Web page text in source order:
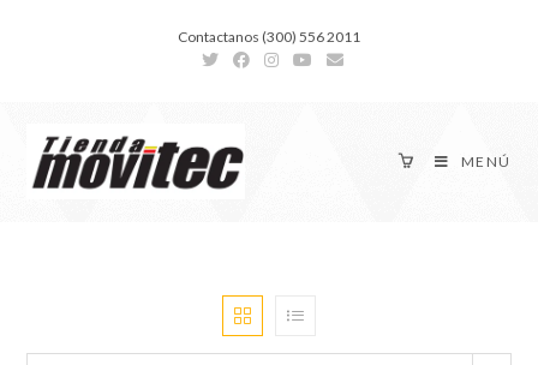
Contactanos (300) 556 2011
MENÚ